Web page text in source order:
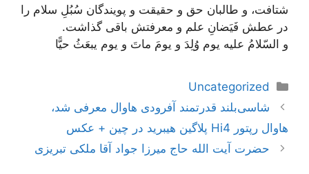
شتافت، و طالبان حق و حقیقت و پویندگان سُبُلِ سلام را
در عطش فَیَضانِ علم و معرفتش باقی گذاشت.
و السّلامُ‏ عليه‏ يوم‏ وُلِدَ و يومَ ماتَ و يوم يبعَثُ حيًّا
دسته‌ها
Uncategorized
ناوبری
نوشته‌ها
شاسی‌بلند قدرتمند آفرودی هاوال معرفی شد،
هاوال رپتور Hi4 پلاگین هیبرید در چین + عکس
حضرت آیت الله حاج ميرزا جواد آقا ملكى تبريزى